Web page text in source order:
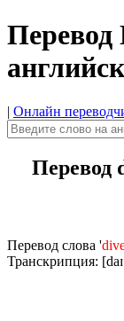
Перевод
| Онлайн
Перевод
Перевод слова '
Транскрипция: